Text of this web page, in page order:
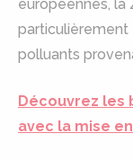
européennes, la
particulièrement
polluants
Découvrez les
avec la mise